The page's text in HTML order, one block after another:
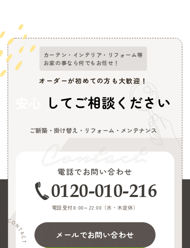
カーテン・インテリア・リフォーム等
お家の事なら何でもお任せ！
オーダーが初めての方も大歓迎！
してご相談ください
ご新築・掛け替え・リフォーム・メンテナンス
電話でお問い合わせ
0120-010-216
電話受付8:00～22:00（水・木定休）
メールでお問い合わせ